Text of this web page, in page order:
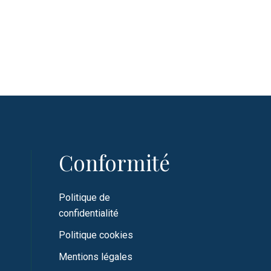
Conformité
Politique de
confidentialité
Politique cookies
Mentions légales